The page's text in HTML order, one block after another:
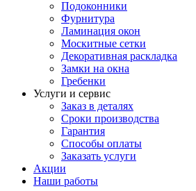
Подоконники
Фурнитура
Ламинация окон
Москитные сетки
Декоративная раскладка
Замки на окна
Гребенки
Услуги и сервис
Заказ в деталях
Сроки производства
Гарантия
Способы оплаты
Заказать услуги
Акции
Наши работы